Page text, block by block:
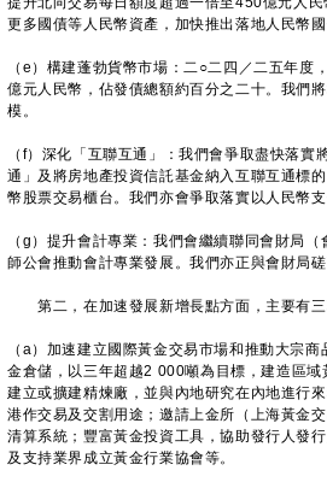
更多國債等人民幣資產，加快推出落地人民幣國
（e）構建蓬勃貨幣市場：二○二四／二五年度
億元人民幣，佔發債總額約百分之二十。我們
模。
（f）深化「互聯互通」：我們會爭取盡快落實
通」及將房地產投資信託基金納入互聯互通標
幣股票交易櫃台。我們亦會爭取落實以人民幣
（g）提升會計專業：我們會繼續聯同會財局
師公會推動會計專業發展。我們亦正與會財局
第二，在加速發展新增長點方面，主要有三
（a）加速建立國際黃金交易市場和推動大宗
金倉儲，以三年超越2 000噸為目標，建造區
建立或擴建精煉廠，並與內地研究在內地進行
港作交易及交割用途；邀請上金所（上海黃金
清算系統；豐富黃金投資工具，協助發行人發
及支持業界成立黃金行業協會等。